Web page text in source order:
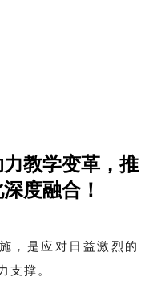
教学变革，推
度融合！
，是应对日益激烈的
支撑。